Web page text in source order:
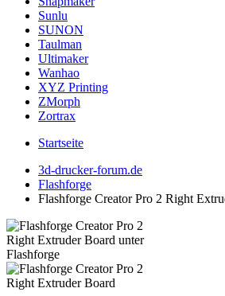
Sunlu
SUNON
Taulman
Ultimaker
Wanhao
XYZ Printing
ZMorph
Zortrax
Startseite
3d-drucker-forum.de
Flashforge
Flashforge Creator Pro 2 Right